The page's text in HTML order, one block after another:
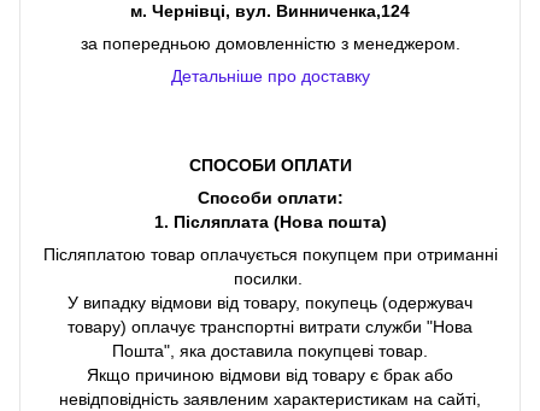
м. Чернівці, вул. Винниченка,124
за попередньою домовленністю з менеджером.
Детальніше про доставку
СПОСОБИ ОПЛАТИ
Способи оплати:
1. Післяплата (Нова пошта)
Післяплатою товар оплачується покупцем при отриманні
посилки.
У випадку відмови від товару, покупець (одержувач
товару) оплачує транспортні витрати служби "Нова
Пошта", яка доставила покупцеві товар.
Якщо причиною відмови від товару є брак або
невідповідність заявленим характеристикам на сайті,